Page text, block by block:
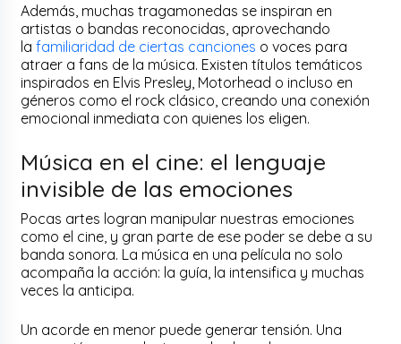
Además, muchas tragamonedas se inspiran en
artistas o bandas reconocidas, aprovechando
lafamiliaridad de ciertas canciones o voces para
atraer a fans de la música. Existen títulos temáticos
inspirados en Elvis Presley, Motorhead o incluso en
géneros como el rock clásico, creando una conexión
emocional inmediata con quienes los eligen.
Música en el cine: el lenguaje
invisible de las emociones
Pocas artes logran manipular nuestras emociones
como el cine, y gran parte de ese poder se debe a su
banda sonora. La música en una película no solo
acompaña la acción: la guía, la intensifica y muchas
veces la anticipa.
Un acorde en menor puede generar tensión. Una